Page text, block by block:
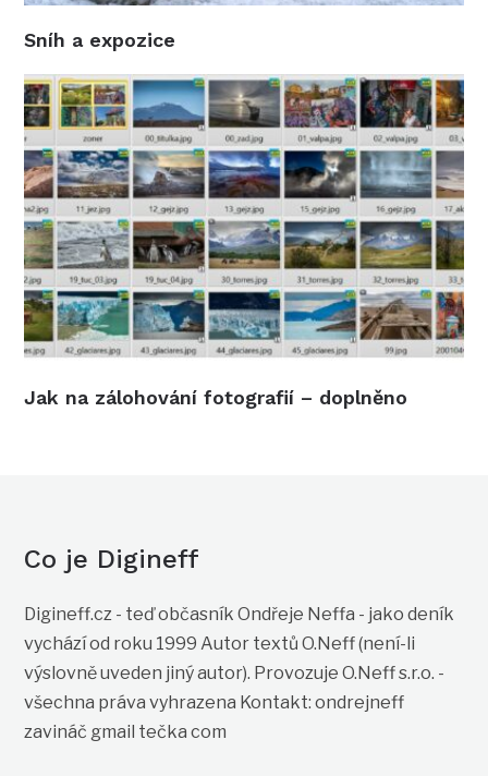
Sníh a expozice
Jak na zálohování fotografií – doplněno
Co je Digineff
Digineff.cz - teď občasník Ondřeje Neffa - jako deník
vychází od roku 1999 Autor textů O.Neff (není-li
výslovně uveden jiný autor). Provozuje O.Neff s.r.o. -
všechna práva vyhrazena Kontakt: ondrejneff
zavináč gmail tečka com